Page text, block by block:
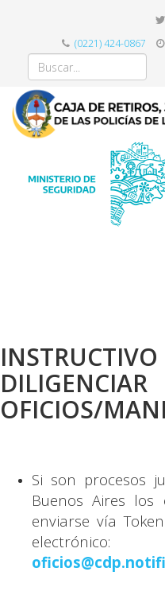
(0221) 424-0867
INSTRUCTIVO
DILIGENCIAR
OFICIOS/
Si son procesos
Buenos Aires
enviarse vía